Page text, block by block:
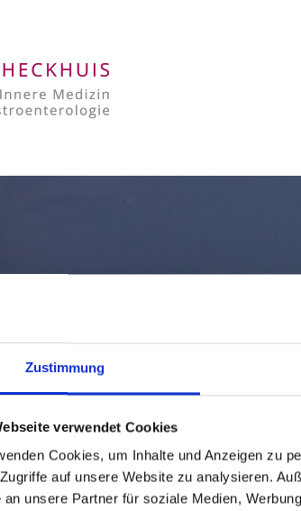
Zustimmung
verwendet Cookies
Cookies, um Inhalte und Anzeigen zu
auf unsere Website zu analysieren.
an unsere Partner für soziale Medien,